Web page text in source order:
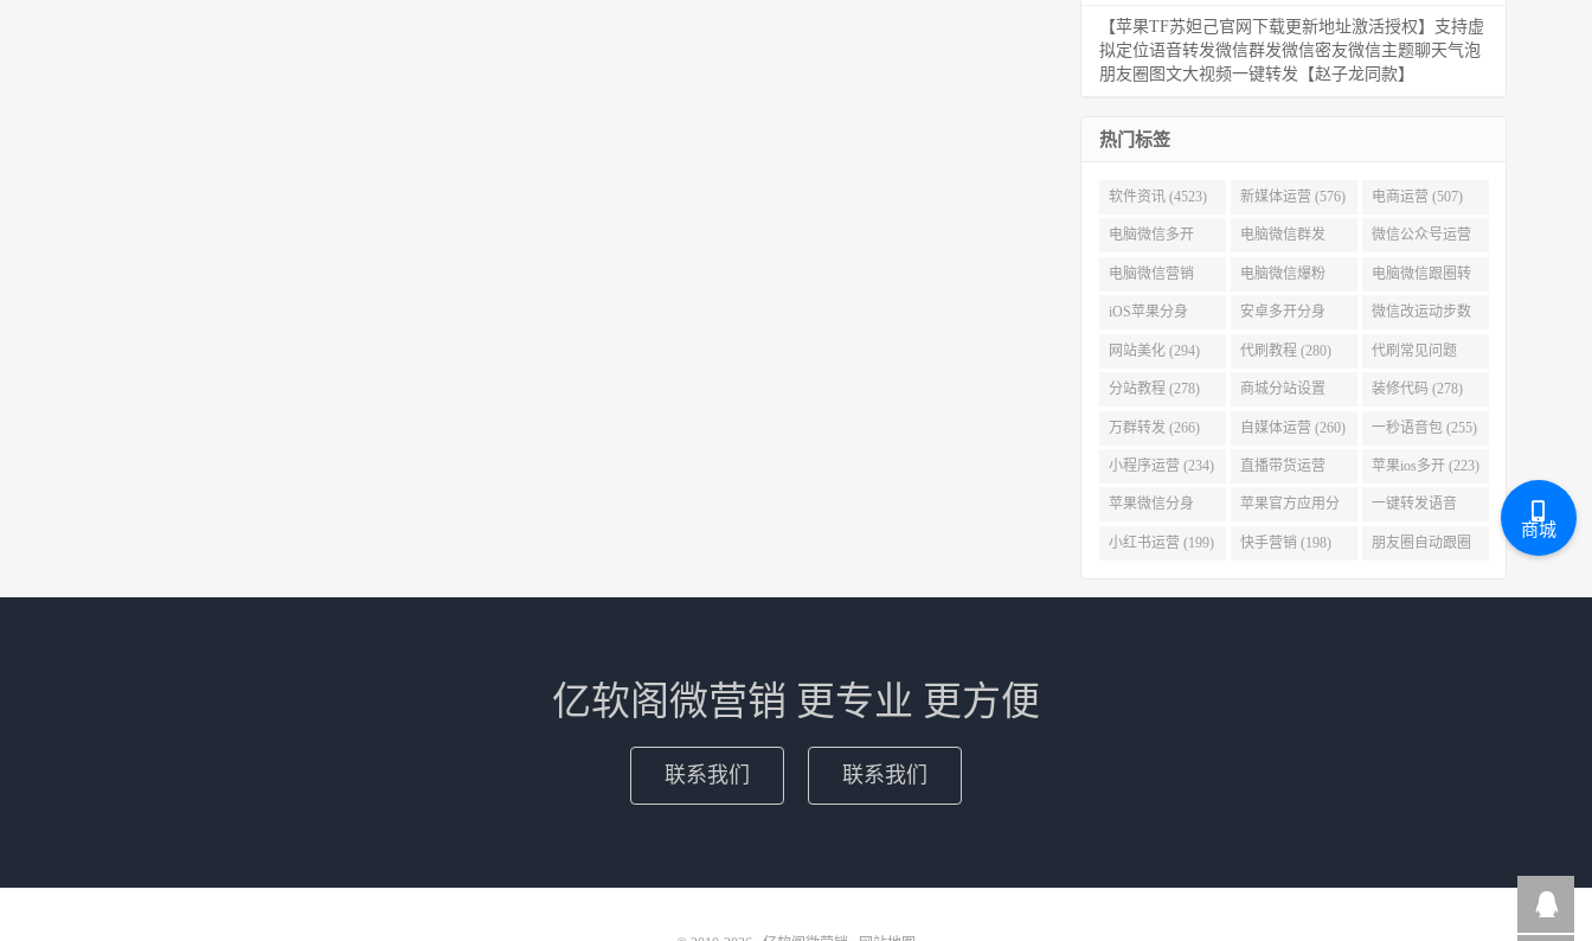
【苹果TF苏妲己官网下载更新地址激活授权】支持虚
拟定位语音转发微信群发微信密友微信主题聊天气泡
朋友圈图文大视频一键转发【赵子龙同款】
热门标签
软件资讯 (4523) 新媒体运营 (576) 电商运营 (507)
电脑微信多开
(479)
电脑微信群发
(477)
微信公众号运营
(404)
电脑微信营销
(386)
电脑微信爆粉
(384)
电脑微信跟圈转
发 (379)
iOS苹果分身
(371)
安卓多开分身
(333)
微信改运动步数
(313)
网站美化 (294) 代刷教程 (280) 代刷常见问题
(280)
分站教程 (278) 商城分站设置
(278)
装修代码 (278)
万群转发 (266) 自媒体运营 (260) 一秒语音包 (255)
小程序运营 (234) 直播带货运营
(227)
苹果ios多开 (223)
苹果微信分身
(223)
苹果官方应用分
身 (219)
一键转发语音
(219)
小红书运营 (199) 快手营销 (198) 朋友圈自动跟圈
亿软阁微营销 更专业 更方便
联系我们 联系我们
商城